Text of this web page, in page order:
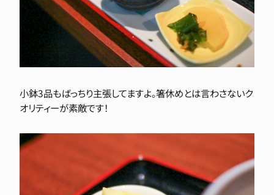
小鉢3品もばっちり主張してますよ。箸休めとは言わさないク
オリティーが素敵です！